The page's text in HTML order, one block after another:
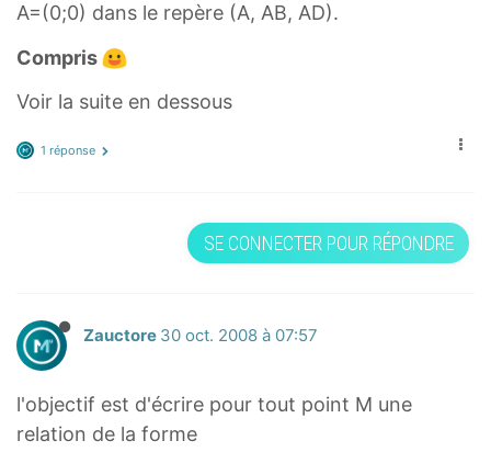
A=(0;0) dans le repère (A, AB, AD).
Compris
Voir la suite en dessous
1 réponse
SE CONNECTER POUR RÉPONDRE
Zauctore 30 oct. 2008 à 07:57
l'objectif est d'écrire pour tout point M une
relation de la forme